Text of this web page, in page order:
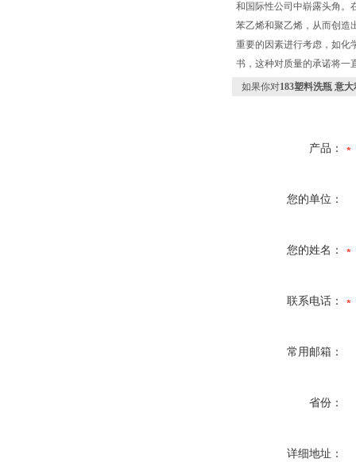
和国际性公司中崭露头角。
苯乙烯和聚乙烯，从而创造
重要的因素进行考虑，如化
书，这种对质量的承诺将一
如果你对183塑料洗瓶 意
产品：
您的单位：
您的姓名：
联系电话：
常用邮箱：
省份：
详细地址：